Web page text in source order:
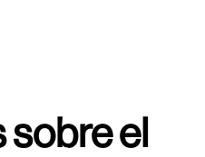
el